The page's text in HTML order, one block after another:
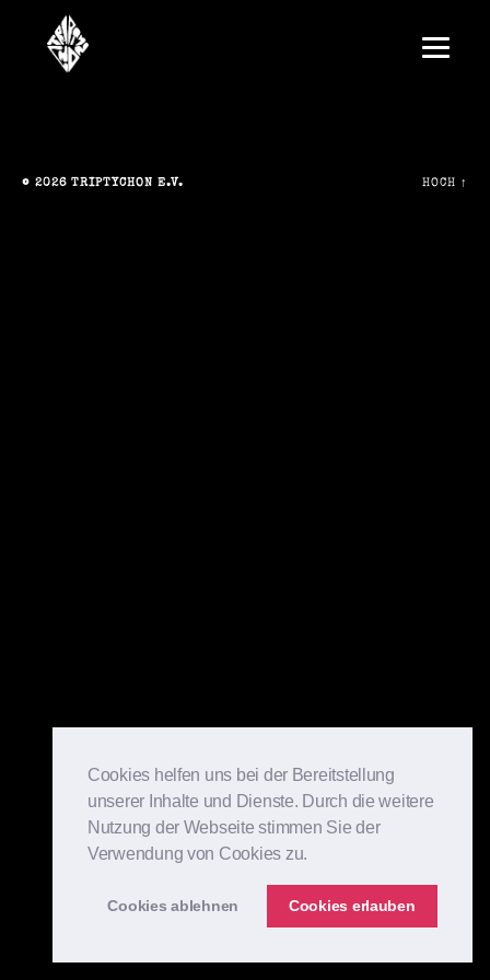
Cookies helfen uns bei der Bereitstellung
unserer Inhalte und Dienste. Durch die weitere
Nutzung der Webseite stimmen Sie der
Verwendung von Cookies zu.
Cookies ablehnen Cookies erlauben
© 2026 TRIPTYCHON E.V. HOCH ↑